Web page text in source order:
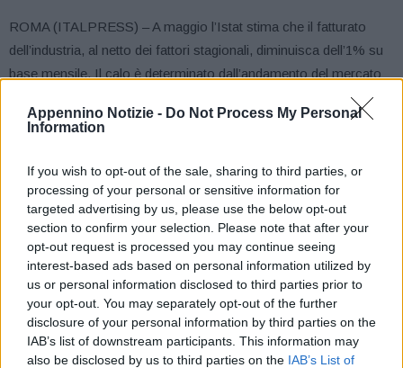
Appennino Notizie - Do Not Process My Personal
Information
If you wish to opt-out of the sale, sharing to third parties, or
processing of your personal or sensitive information for
targeted advertising by us, please use the below opt-out
section to confirm your selection. Please note that after your
opt-out request is processed you may continue seeing
interest-based ads based on personal information utilized by
us or personal information disclosed to third parties prior to
your opt-out. You may separately opt-out of the further
disclosure of your personal information by third parties on the
IAB’s list of downstream participants. This information may
also be disclosed by us to third parties on the IAB’s List of
ROMA (ITALPRESS) – A maggio l’Istat stima che il fatturato
dell’industria, al netto dei fattori stagionali, diminuisca dell’1% su
base mensile. Il calo è determinato dall’andamento del mercato
interno (-1,9%) mentre si rileva un moderato incremento su
quello estero (+0,7%). Nella media del trimestre marzo-maggio
precedente.
Con riferimento ai raggruppamenti principali di industrie, a maggio
gli indici destagionalizzati del fatturato segnano un aumento
congiunturale per l’energia (+5,6%), i beni di consumo (+1,0%) e i
beni intermedi (+0,8%). I beni strumentali registrano invece una
marcata flessione rispetto al mese precedente (-6,2%).
Corretto per gli effetti di calendario (i giorni lavorativi sono stati
21 contro i 20 di maggio 2020), il fatturato totale aumenta in
termini tendenziali del 40,2% (+41,0% sul mercato interno e